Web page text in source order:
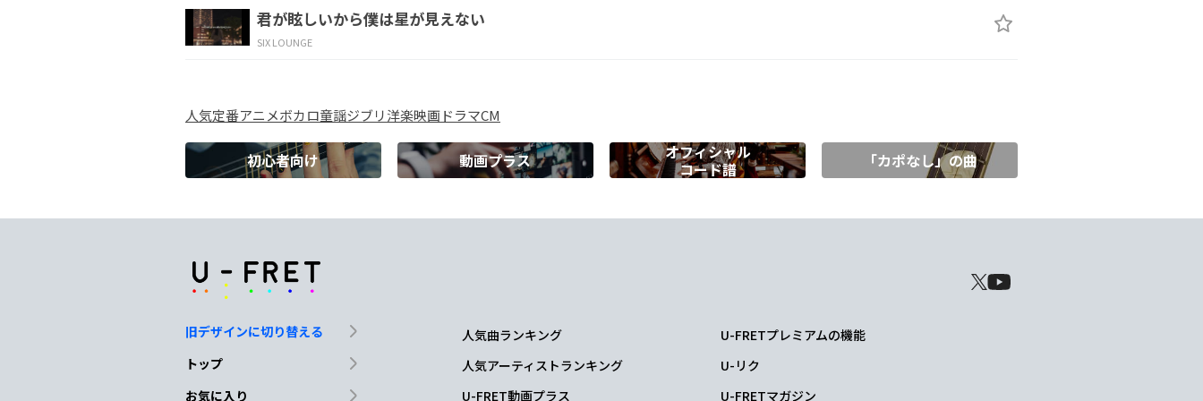
どうして尽くめの毎日そうしてああしてこうしてサヨナラベイベー
現実直視と現実逃避の表裏一体なこの心臓
Em
どこかに良いことないかな、なんて裏返しの自分に問うよ。
C
自問自答、自問他答、他問自答連れ回し、ああああ
ただ 本能的に触れちゃって、でも言いたいことって無いんで、
君が眩しいから僕は星が見えない
SIX LOUNGE
人気定番アニメボカロ童謡ジブリ洋楽映画ドラマCM
初心者向け 動画プラス
オフィシャル
コード譜
「カポなし」の曲
旧デザインに切り替える
トップ
お気に入り
人気曲ランキング
人気アーティストランキング
U-FRET動画プラス
U-FRETプレミアムの機能
U-リク
U-FRETマガジン